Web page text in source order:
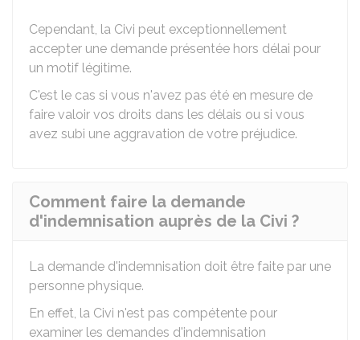
Cependant, la Civi peut exceptionnellement
accepter une demande présentée hors délai pour
un motif légitime.
C'est le cas si vous n'avez pas été en mesure de
faire valoir vos droits dans les délais ou si vous
avez subi une aggravation de votre préjudice.
Comment faire la demande
d'indemnisation auprès de la Civi ?
La demande d'indemnisation doit être faite par une
personne physique.
En effet, la Civi n'est pas compétente pour
examiner les demandes d'indemnisation